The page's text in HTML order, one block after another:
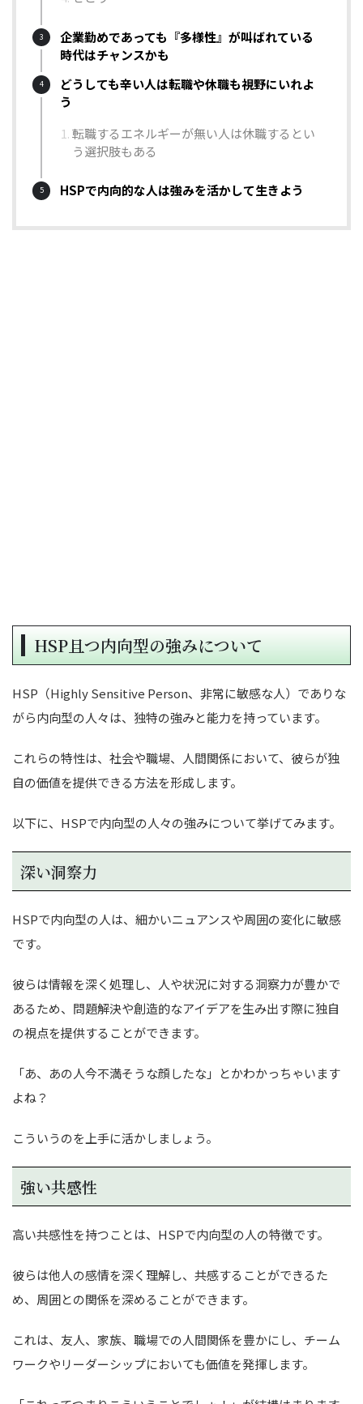
企業勤めであっても『多様性』が叫ばれている
時代はチャンスかも
どうしても辛い人は転職や休職も視野にいれよ
う
転職するエネルギーが無い人は休職するとい
う選択肢もある
HSPで内向的な人は強みを活かして生きよう
HSP且つ内向型の強みについて
HSP（Highly Sensitive Person、非常に敏感な人）でありな
がら内向型の人々は、独特の強みと能力を持っています。
これらの特性は、社会や職場、人間関係において、彼らが独
自の価値を提供できる方法を形成します。
以下に、HSPで内向型の人々の強みについて挙げてみます。
深い洞察力
HSPで内向型の人は、細かいニュアンスや周囲の変化に敏感
です。
彼らは情報を深く処理し、人や状況に対する洞察力が豊かで
あるため、問題解決や創造的なアイデアを生み出す際に独自
の視点を提供することができます。
「あ、あの人今不満そうな顔したな」とかわかっちゃいます
よね？
こういうのを上手に活かしましょう。
強い共感性
高い共感性を持つことは、HSPで内向型の人の特徴です。
彼らは他人の感情を深く理解し、共感することができるた
め、周囲との関係を深めることができます。
これは、友人、家族、職場での人間関係を豊かにし、チーム
ワークやリーダーシップにおいても価値を発揮します。